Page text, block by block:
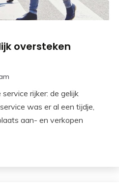
oversteken
rijker: de gelijk
was er al een tijdje,
aan- en verkopen